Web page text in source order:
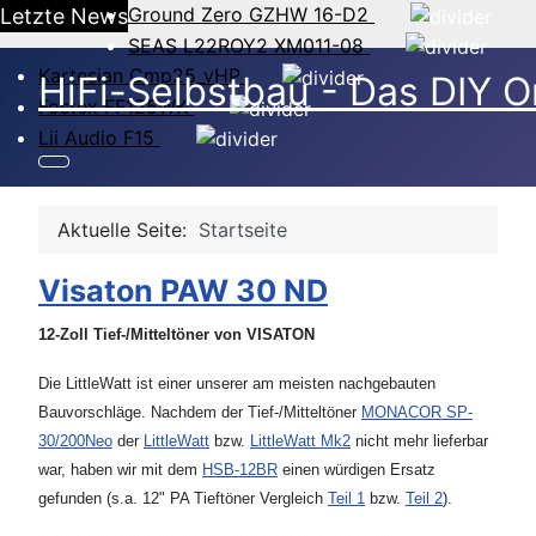
Letzte NewsGround Zero GZHW 16-D2
SEAS L22ROY2 XM011-08
Kartesian Cmp25_vHP
Fostex FF125WK
Lii Audio F15
HiFi-Selbstbau - Das DIY
Aktuelle Seite: Startseite
Visaton PAW 30 ND
12-Zoll Tief-/Mitteltöner von VISATON
Die LittleWatt ist einer unserer am meisten nachgebauten
Bauvorschläge. Nachdem der Tief-/Mitteltöner MONACOR SP-
30/200Neo der LittleWatt bzw. LittleWatt Mk2 nicht mehr lieferbar
war, haben wir mit dem HSB-12BR einen würdigen Ersatz
gefunden (s.a. 12" PA Tieftöner Vergleich Teil 1 bzw. Teil 2).